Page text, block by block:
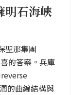
明石海峽
聖那集團
的答案。兵庫
的曲線結構與